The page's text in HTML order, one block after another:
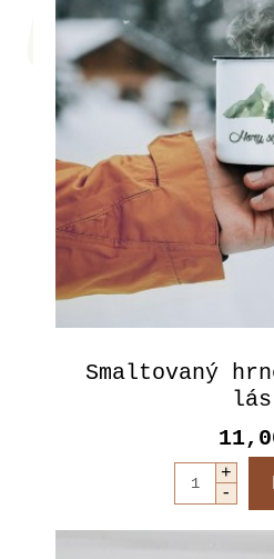
Smaltovaný